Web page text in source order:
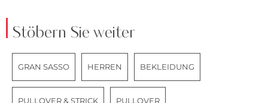
Stöbern Sie weiter
GRAN SASSO HERREN BEKLEIDUNG
PULLOVER & STRICK PULLOVER